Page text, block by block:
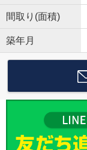
間取り(面積)
築年月